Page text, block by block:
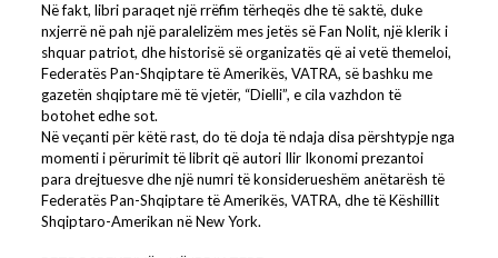
Në fakt, libri paraqet një rrëfim tërheqës dhe të saktë, duke
nxjerrë në pah një paralelizëm mes jetës së Fan Nolit, një klerik i
shquar patriot, dhe historisë së organizatës që ai vetë themeloi,
Federatës Pan-Shqiptare të Amerikës, VATRA, së bashku me
gazetën shqiptare më të vjetër, “Dielli”, e cila vazhdon të
botohet edhe sot.
Në veçanti për këtë rast, do të doja të ndaja disa përshtypje nga
momenti i përurimit të librit që autori Ilir Ikonomi prezantoi
para drejtuesve dhe një numri të konsiderueshëm anëtarësh të
Federatës Pan-Shqiptare të Amerikës, VATRA, dhe të Këshillit
Shqiptaro-Amerikan në New York.